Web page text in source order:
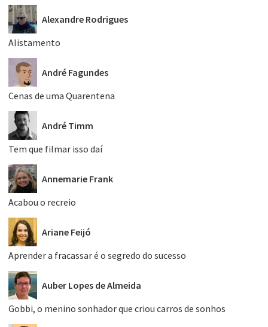
Alexandre Rodrigues
Alistamento
André Fagundes
Cenas de uma Quarentena
André Timm
Tem que filmar isso daí
Annemarie Frank
Acabou o recreio
Ariane Feijó
Aprender a fracassar é o segredo do sucesso
Auber Lopes de Almeida
Gobbi, o menino sonhador que criou carros de sonhos